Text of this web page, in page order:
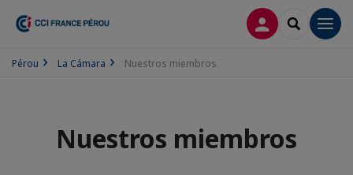
CONECTARSE
SEARCH
Pérou La Cámara Nuestros miembros
Nuestros miembros